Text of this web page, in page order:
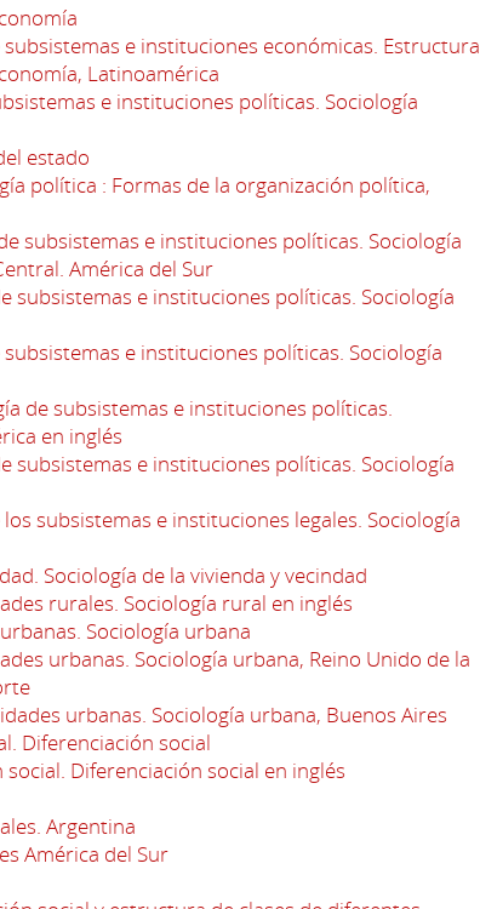
e instituciones económicas. Estructura
Latinoamérica
e instituciones políticas. Sociología
estado
política : Formas de la organización política,
subsistemas e instituciones políticas. Sociología
América del Sur
subsistemas e instituciones políticas. Sociología
e instituciones políticas. Sociología
de subsistemas e instituciones políticas.
en inglés
subsistemas e instituciones políticas. Sociología
subsistemas e instituciones legales. Sociología
Sociología de la vivienda y vecindad
rurales. Sociología rural en inglés
Sociología urbana
urbanas. Sociología urbana, Reino Unido de la
urbanas. Sociología urbana, Buenos Aires
Diferenciación social
Diferenciación social en inglés
Argentina
América del Sur